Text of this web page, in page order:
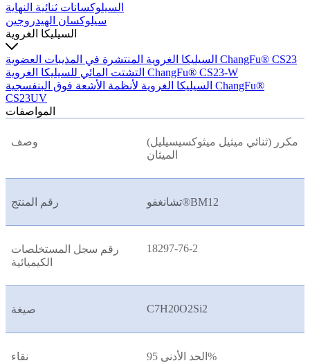
السيلوكسانات ثنائية النهاية
سيلوكسان الهيدروجين
السيليكا الغروية
السيليكا الغروية المنتشرة في المذيبات العضوية ChangFu® CS23
التشتت المائي للسيليكا الغروية ChangFu® CS23-W
السيليكا الغروية لأنظمة الأشعة فوق البنفسجية ChangFu®
CS23UV
المواصفات
وصف
مكرر (ثنائي ميثيل ميثوكسيسيليل)
الميثان
رقم المنتج تشانغفو®BM12
رقم سجل المستخلصات
الكيميائية
18297-76-2
صيغة C7H20O2Si2
نقاء الحد الأدنى 95%